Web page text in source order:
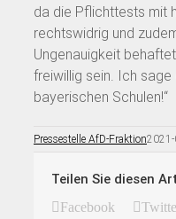
da die Pflichttests mit
rechtswidrig und
Ungenauigkeit
freiwillig sein. Ich
bayerischen Schulen!“
Pressestelle AfD-Fraktion
Teilen Sie diesen
Facebook